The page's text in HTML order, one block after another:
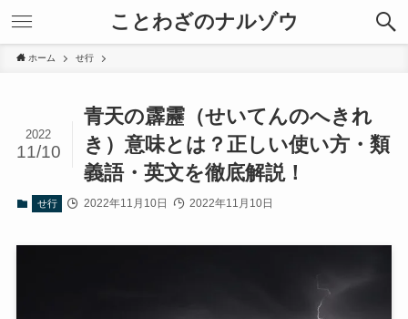
ことわざのナルゾウ
ホーム せ行
青天の霹靂（せいてんのへきれ
き）意味とは？正しい使い方・類
義語・英文を徹底解説！
2022
11/10
せ行 2022年11月10日 2022年11月10日